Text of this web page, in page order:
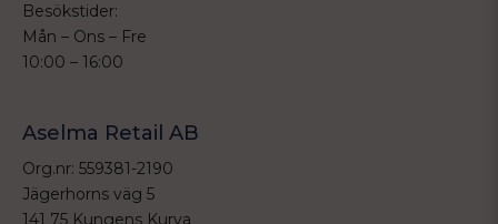
Besökstider:
Mån – Ons – Fre
10:00 – 16:00
Aselma Retail AB
Org.nr: 559381-2190
Jägerhorns väg 5
141 75 Kungens Kurva